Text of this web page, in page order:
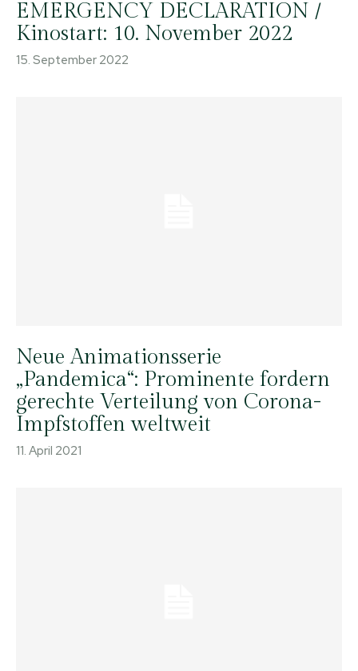
EMERGENCY DECLARATION /
Kinostart: 10. November 2022
15. September 2022
Neue Animationsserie
„Pandemica“: Prominente fordern
gerechte Verteilung von Corona-
Impfstoffen weltweit
11. April 2021